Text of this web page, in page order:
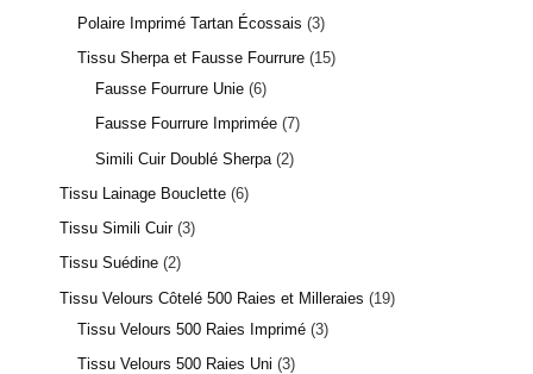
Polaire Imprimé Tartan Écossais 3
Tissu Sherpa et Fausse Fourrure 15
Fausse Fourrure Unie 6
Fausse Fourrure Imprimée 7
Simili Cuir Doublé Sherpa 2
Tissu Lainage Bouclette 6
Tissu Simili Cuir 3
Tissu Suédine 2
Tissu Velours Côtelé 500 Raies et Milleraies
19
Tissu Velours 500 Raies Imprimé 3
Tissu Velours 500 Raies Uni 3